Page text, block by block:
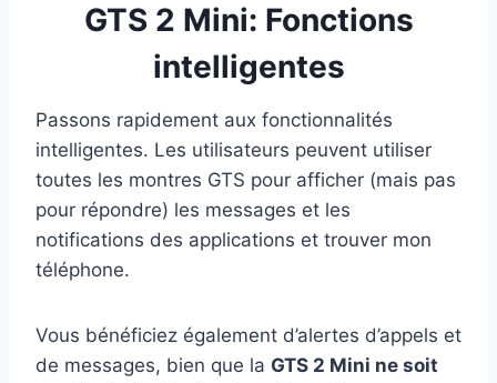
GTS 2 Mini: Fonctions
intelligentes
Passons rapidement aux fonctionnalités
intelligentes. Les utilisateurs peuvent utiliser
toutes les montres GTS pour afficher (mais pas
pour répondre) les messages et les
notifications des applications et trouver mon
téléphone.
Vous bénéficiez également d’alertes d’appels et
de messages, bien que la GTS 2 Mini ne soit